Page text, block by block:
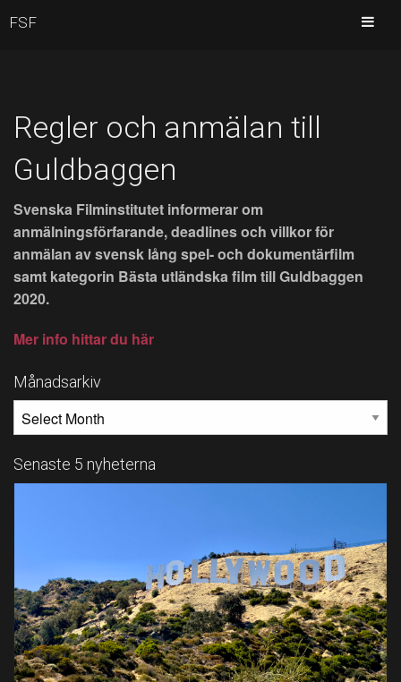
Regler och anmälan till
Guldbaggen
Svenska Filminstitutet informerar om
anmälningsförfarande, deadlines och villkor för
anmälan av svensk lång spel- och dokumentärfilm
samt kategorin Bästa utländska film till Guldbaggen
2020.
Mer info hittar du här
Månadsarkiv
Senaste 5 nyheterna
FSF